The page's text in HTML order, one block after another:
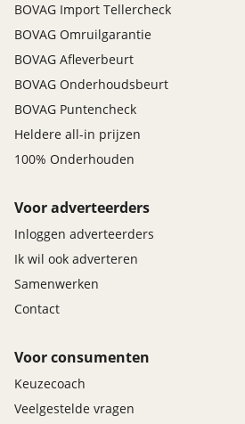
BOVAG Import Tellercheck
BOVAG Omruilgarantie
BOVAG Afleverbeurt
BOVAG Onderhoudsbeurt
BOVAG Puntencheck
Heldere all-in prijzen
100% Onderhouden
Voor adverteerders
Inloggen adverteerders
Ik wil ook adverteren
Samenwerken
Contact
Voor consumenten
Keuzecoach
Veelgestelde vragen